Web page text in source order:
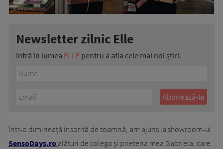
Newsletter zilnic Elle
Intră în lumea ELLE pentru a afla cele mai noi știri.
Într-o dimineață însorită de toamnă, am ajuns la showroom-ul
SensoDays.ro alături de colega și prietena mea Gabriela, care